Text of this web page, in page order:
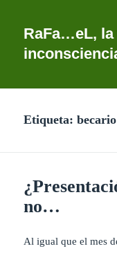
RaFa…eL, la
Etiqueta:becario
no…
Al igual que el mes